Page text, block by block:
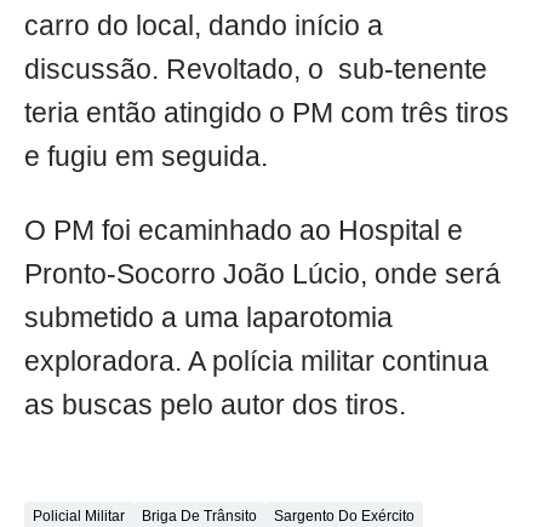
carro do local, dando início a
discussão. Revoltado, o sub-tenente
teria então atingido o PM com três tiros
e fugiu em seguida.
O PM foi ecaminhado ao Hospital e
Pronto-Socorro João Lúcio, onde será
submetido a uma laparotomia
exploradora. A polícia militar continua
as buscas pelo autor dos tiros.
Policial Militar Briga De Trânsito Sargento Do Exército